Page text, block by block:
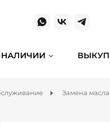
НАЛИЧИИ
Замена